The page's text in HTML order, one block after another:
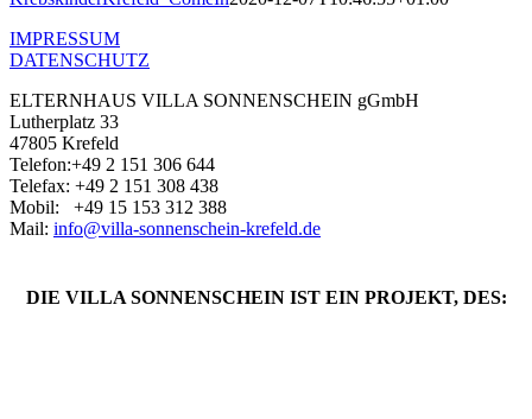
IMPRESSUM
DATENSCHUTZ
ELTERNHAUS VILLA SONNENSCHEIN gGmbH
Lutherplatz 33
47805 Krefeld
Telefon:+49 2 151 306 644
Telefax: +49 2 151 308 438
Mobil: +49 ‭15 153 312 388‬
Mail: info@villa-sonnenschein-krefeld.de
DIE VILLA SONNENSCHEIN IST EIN PROJEKT, DES: